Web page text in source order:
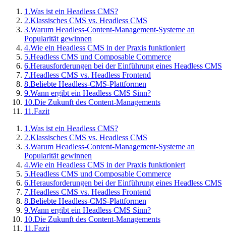
1.Was ist ein Headless CMS?
2.Klassisches CMS vs. Headless CMS
3.Warum Headless-Content-Management-Systeme an
Popularität gewinnen
4.Wie ein Headless CMS in der Praxis funktioniert
5.Headless CMS und Composable Commerce
6.Herausforderungen bei der Einführung eines Headless CMS
7.Headless CMS vs. Headless Frontend
8.Beliebte Headless-CMS-Plattformen
9.Wann ergibt ein Headless CMS Sinn?
10.Die Zukunft des Content-Managements
11.Fazit
1.Was ist ein Headless CMS?
2.Klassisches CMS vs. Headless CMS
3.Warum Headless-Content-Management-Systeme an
Popularität gewinnen
4.Wie ein Headless CMS in der Praxis funktioniert
5.Headless CMS und Composable Commerce
6.Herausforderungen bei der Einführung eines Headless CMS
7.Headless CMS vs. Headless Frontend
8.Beliebte Headless-CMS-Plattformen
9.Wann ergibt ein Headless CMS Sinn?
10.Die Zukunft des Content-Managements
11.Fazit